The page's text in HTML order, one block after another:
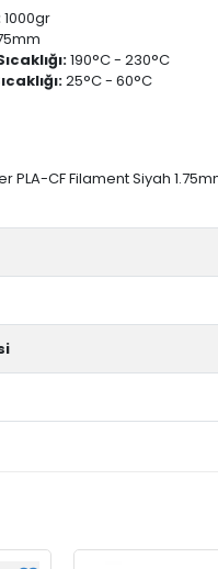
1000gr
190°C - 230°C
25°C - 60°C
PLA-CF Filament Siyah